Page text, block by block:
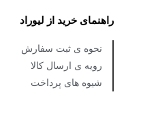
راهنمای خرید از لیوراد
نحوه ی ثبت سفارش
رویه ی ارسال کالا
شیوه های پرداخت